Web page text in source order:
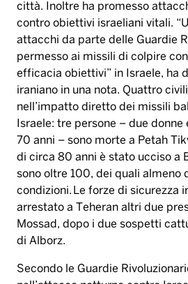
città. Inoltre ha promesso
contro obiettivi israeliani vitali.
attacchi da parte delle Guardie
permesso ai missili di colpire
efficacia obiettivi” in Israele, ha
iraniano in una nota. Quattro
nell’impatto diretto dei missili
Israele: tre persone – due donne
70 anni – sono morte a Petah
di circa 80 anni è stato ucciso a
sono oltre 100, dei quali almeno
condizioni. Le forze di sicurezza
arrestato a Teheran altri due
Mossad, dopo i due sospetti
di Alborz.
Secondo le Guardie